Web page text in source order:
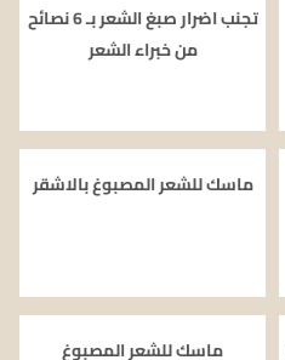
تجنب اضرار صبغ الشعر بـ 6 نصائح
من خبراء الشعر
ماسك للشعر المصبوغ بالاشقر
ماسك للشعر المصبوغ